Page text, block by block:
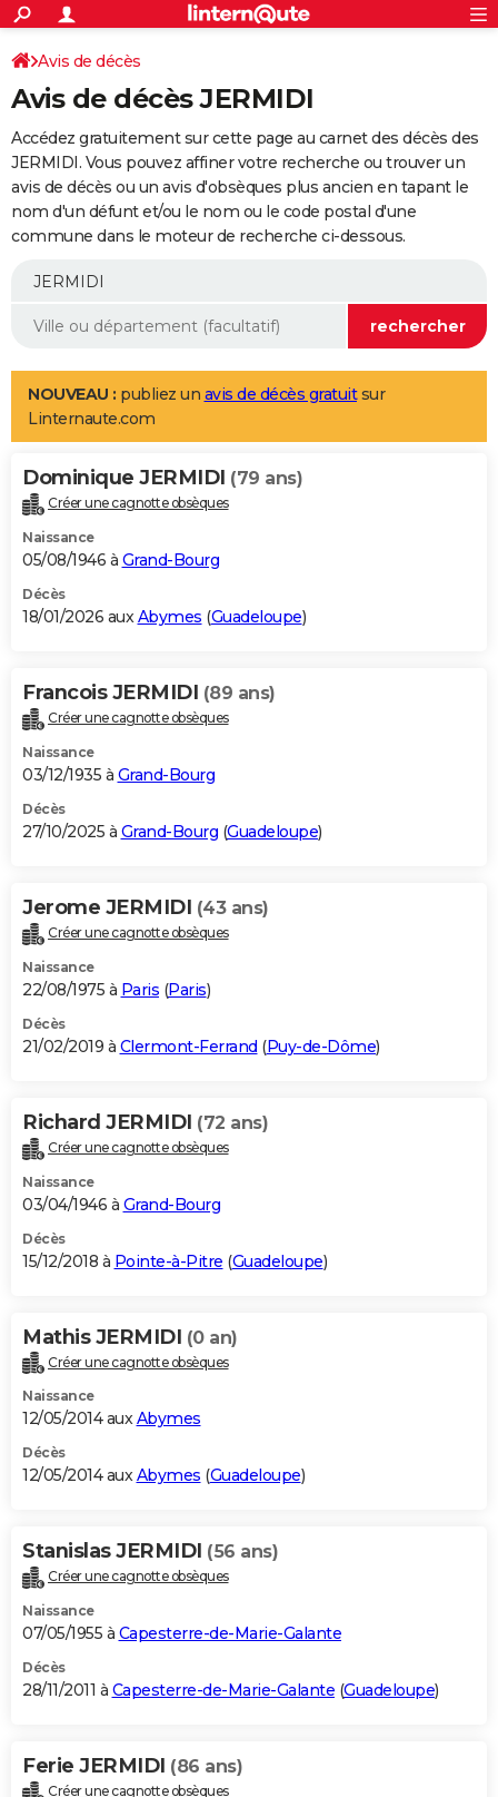
ACTUALITÉS
Politique
Société
Faits Divers
Education
Monde
Villes
+
SPORT
Coupe du monde 2026
Football
Tennis
Cyclisme
Rugby
Forum
Programme TV
TNT
Streaming
Cinéma
Sorties cinéma
Musique
+
FINANCE
Retraite
Epargne
Immobilier
Risques naturels par ville
Banque
Assurance
AUTO
Essais
Réserver un essai
Citadines
Berlines
SUV
Forum auto
+
Mobiles
Meilleur smartphone
Internet
Ordinateurs
Jeux vidéo
Guide high-tech
Aménagement intérieur
LIFESTYLE
Art de vivre
Bien-être
Loisirs
Mode
Modes de vie
Alimentation
Guide de la santé
Maladies
Médicaments
Sommeil
VOYAGE
Destinations
City break
Voyage nature
Voyage de noces
Forum
Climat
+PHOTO
GUIDES D'ACHAT
BONS PLANS
Carte de Noël
Carte Bonne année
Carte Saint-Valentin
Carte Pâques
Carte d'anniversaire
DICTIONNAIRE
Dictionnaire
Biographies
Citations
Expressions
Proverbes
PROGRAMME TV
S'inscrire
Se connecter
Lycées
Collèges
Primaires
Universités
Entreprises
Service militaire
Avis de recherche
AVIS DE DÉCÈS
Bricolage
Lifestyle
Culture
Sport
Auto
Television
Voyage
Cinema
Avis de décès
Avis de décès JERMIDI
Accédez gratuitement sur cette page au carnet des décès des
JERMIDI. Vous pouvez affiner votre recherche ou trouver un
avis de décès ou un avis d'obsèques plus ancien en tapant le
nom d'un défunt et/ou le nom ou le code postal d'une
commune dans le moteur de recherche ci-dessous.
NOUVEAU : publiez un avis de décès gratuitsur
Linternaute.com
Dominique JERMIDI (79 ans)
Créer une cagnotte obsèques
Naissance
05/08/1946 à Grand-Bourg
Décès
18/01/2026 auxAbymes (Guadeloupe)
Francois JERMIDI (89 ans)
Créer une cagnotte obsèques
Naissance
03/12/1935 à Grand-Bourg
Décès
27/10/2025 à Grand-Bourg (Guadeloupe)
Jerome JERMIDI (43 ans)
Créer une cagnotte obsèques
Naissance
22/08/1975 à Paris (Paris)
Décès
21/02/2019 à Clermont-Ferrand (Puy-de-Dôme)
Richard JERMIDI (72 ans)
Créer une cagnotte obsèques
Naissance
03/04/1946 à Grand-Bourg
Décès
15/12/2018 à Pointe-à-Pitre (Guadeloupe)
Mathis JERMIDI (0 an)
Créer une cagnotte obsèques
Naissance
12/05/2014 auxAbymes
Décès
12/05/2014 auxAbymes (Guadeloupe)
Stanislas JERMIDI (56 ans)
Créer une cagnotte obsèques
Naissance
07/05/1955 à Capesterre-de-Marie-Galante
Décès
28/11/2011 à Capesterre-de-Marie-Galante (Guadeloupe)
Ferie JERMIDI (86 ans)
Créer une cagnotte obsèques